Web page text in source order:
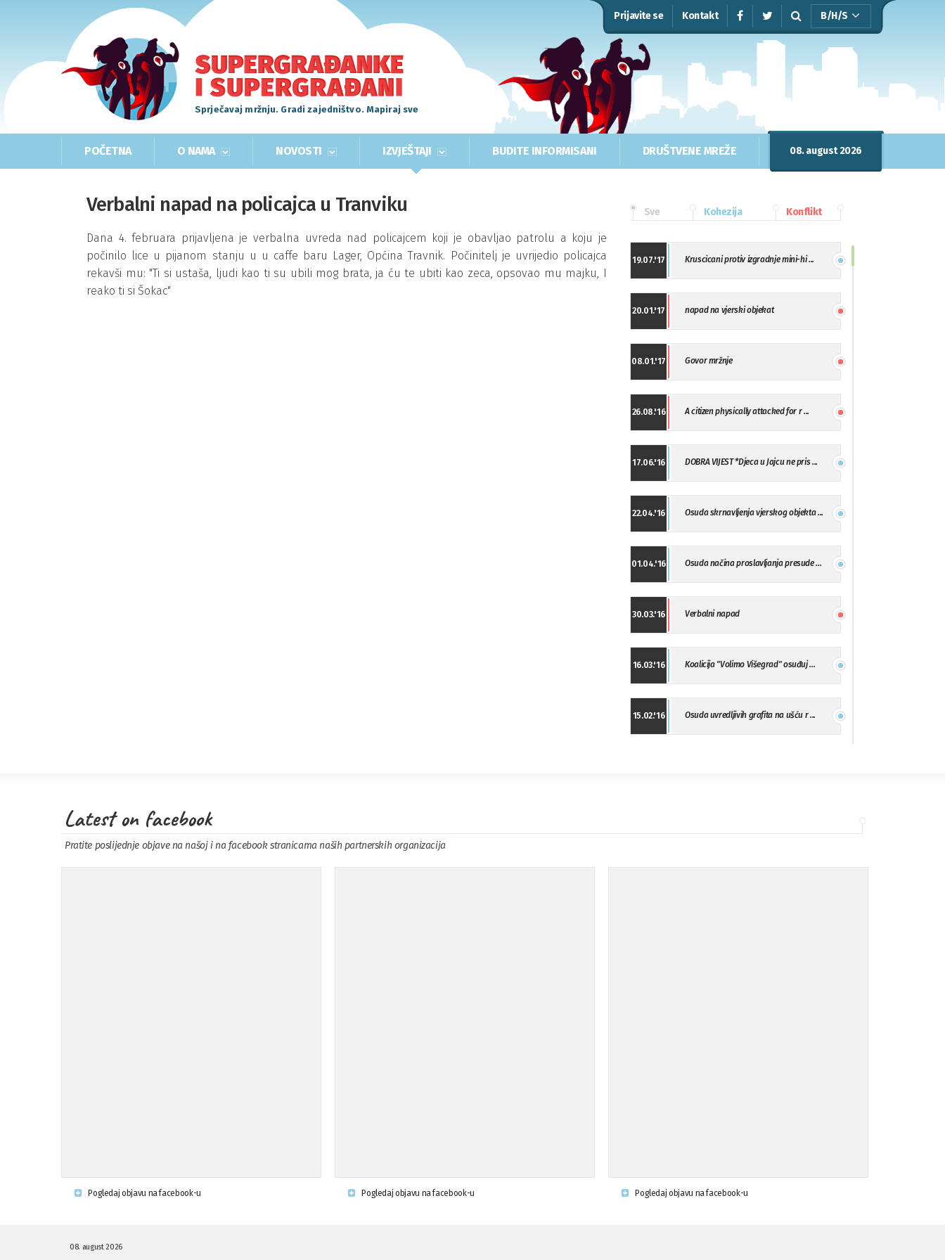
Prijavite se Kontakt B/H/S
Sprječavaj mržnju. Gradi zajedništvo. Mapiraj sve
POČETNA O NAMA NOVOSTI IZVJEŠTAJI BUDITE INFORMISANI DRUŠTVENE MREŽE 08. august 2026
Verbalni napad na policajca u Tranviku
Dana 4. februara prijavljena je verbalna uvreda nad policajcem koji je obavljao patrolu a koju je
počinilo lice u pijanom stanju u u caffe baru Lager, Općina Travnik. Počinitelj je uvrijedio policajca
rekavši mu: "Ti si ustaša, ljudi kao ti su ubili mog brata, ja ću te ubiti kao zeca, opsovao mu majku, I
reako ti si Šokac"
Sve Kohezija Konflikt
19.07.'17 Kruscicani protiv izgradnje mini-hi ...
20.01.'17 napad na vjerski objekat
08.01.'17 Govor mržnje
26.08.'16 A citizen physically attacked for r ...
17.06.'16 DOBRA VIJEST *Djeca u Jajcu ne pris ...
22.04.'16 Osuda skrnavljenja vjerskog objekta ...
01.04.'16 Osuda načina proslavljanja presude ...
30.03.'16 Verbalni napad
16.03.'16 Koalicija "Volimo Višegrad" osuđuj ...
15.02.'16 Osuda uvredljivih grafita na ušću r ...
09.11.'15 Osuda incidenta tokom dženaze na Pe ...
Latest on facebook
Pratite poslijednje objave na našoj i na facebook stranicama naših partnerskih organizacija
Pogledaj objavu na facebook-u Pogledaj objavu na facebook-u Pogledaj objavu na facebook-u
08. august 2026